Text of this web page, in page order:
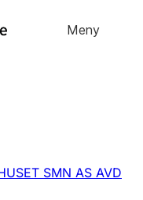
Meny
SMN AS AVD